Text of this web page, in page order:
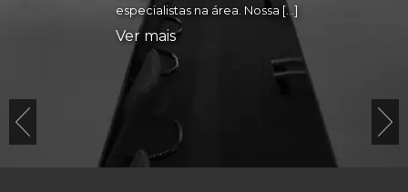
especialistas na área. Nossa […]
Ver mais